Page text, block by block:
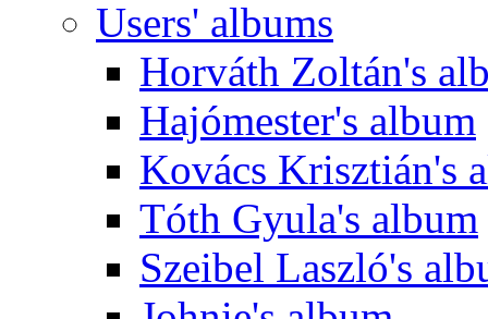
Users' albums
Horváth Zoltán's
Hajómester's album
Kovács Krisztián's
Tóth Gyula's album
Szeibel Laszló's